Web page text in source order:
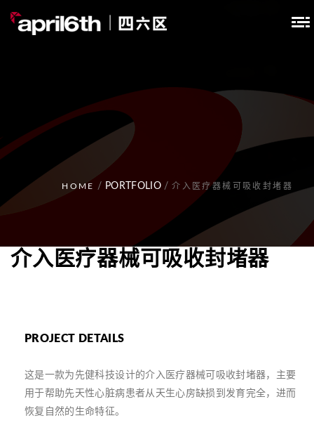
HOME / PORTFOLIO /介入医疗器械可吸收封堵器
介入医疗器械可吸收封堵器
PROJECT DETAILS
这是一款为先健科技设计的介入医疗器械可吸收封堵器，主要
用于帮助先天性心脏病患者从天生心房缺损到发育完全，进而
恢复自然的生命特征。